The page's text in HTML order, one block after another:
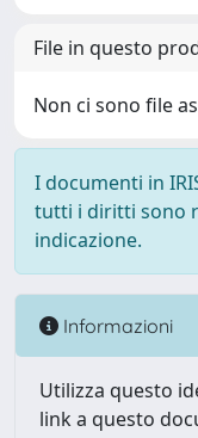
File in questo
Non ci sono file
I documenti in
tutti i diritti sono
indicazione.
Informazioni
Utilizza questo
link a questo